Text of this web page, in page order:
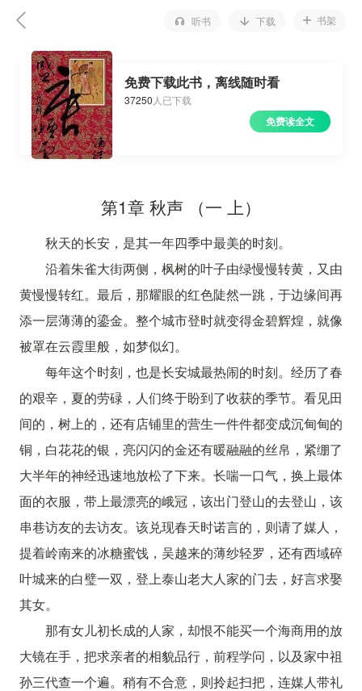
听书 下载 书架
免费下载此书，离线随时看
37250 人已下载
免费读全文
第1章 秋声 （一 上）
秋天的长安，是其一年四季中最美的时刻。
沿着朱雀大街两侧，枫树的叶子由绿慢慢转黄，又由
黄慢慢转红。最后，那耀眼的红色陡然一跳，于边缘间再
添一层薄薄的鎏金。整个城市登时就变得金碧辉煌，就像
被罩在云霞里般，如梦似幻。
每年这个时刻，也是长安城最热闹的时刻。经历了春
的艰辛，夏的劳碌，人们终于盼到了收获的季节。看见田
间的，树上的，还有店铺里的营生一件件都变成沉甸甸的
铜，白花花的银，亮闪闪的金还有暖融融的丝帛，紧绷了
大半年的神经迅速地放松了下来。长喘一口气，换上最体
面的衣服，带上最漂亮的峨冠，该出门登山的去登山，该
串巷访友的去访友。该兑现春天时诺言的，则请了媒人，
提着岭南来的冰糖蜜饯，吴越来的薄纱轻罗，还有西域碎
叶城来的白璧一双，登上泰山老大人家的门去，好言求娶
其女。
那有女儿初长成的人家，却恨不能买一个海商用的放
大镜在手，把求亲者的相貌品行，前程学问，以及家中祖
孙三代查一个遍。稍有不合意，则拎起扫把，连媒人带礼